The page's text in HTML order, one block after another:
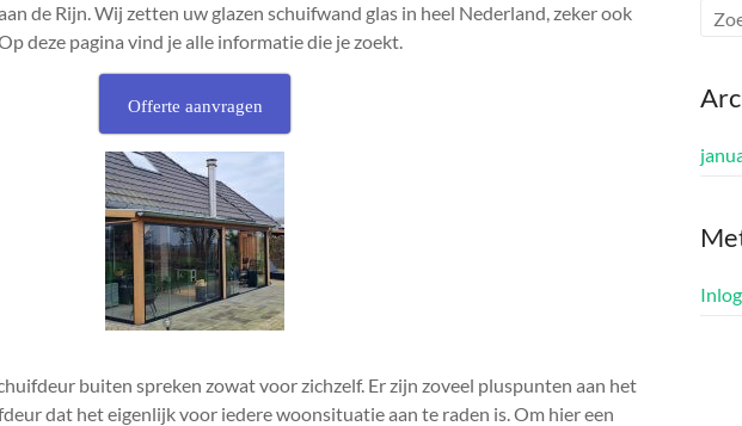
de Rijn. Wij zetten uw glazen schuifwand glas in heel Nederland, zeker ook
deze pagina vind je alle informatie die je zoekt.
Offerte aanvragen
buiten spreken zowat voor zichzelf. Er zijn zoveel pluspunten aan het
dat het eigenlijk voor iedere woonsituatie aan te raden is. Om hier een